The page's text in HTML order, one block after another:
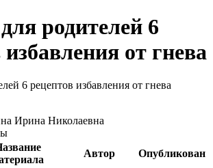
родителей 6
от гнева
6 рецептов избавления от гнева
Ирина Николаевна
Автор Опубликован